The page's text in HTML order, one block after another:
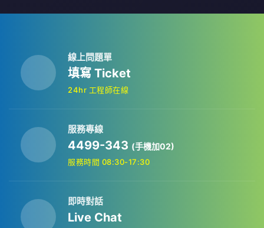
線上問題單
填寫 Ticket
24hr 工程師在線
服務專線
4499-343 (手機加02)
服務時間 08:30-17:30
即時對話
Live Chat